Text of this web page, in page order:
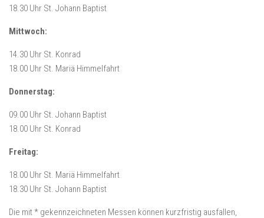
18.30 Uhr St. Johann Baptist
Mittwoch:
14.30 Uhr St. Konrad
18.00 Uhr St. Mariä Himmelfahrt
Donnerstag:
09.00 Uhr St. Johann Baptist
18.00 Uhr St. Konrad
Freitag:
18.00 Uhr St. Mariä Himmelfahrt
18.30 Uhr St. Johann Baptist
Die mit * gekennzeichneten Messen können kurzfristig ausfallen,